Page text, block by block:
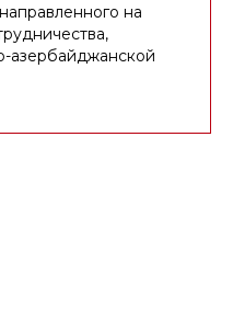
на
азербайджанской